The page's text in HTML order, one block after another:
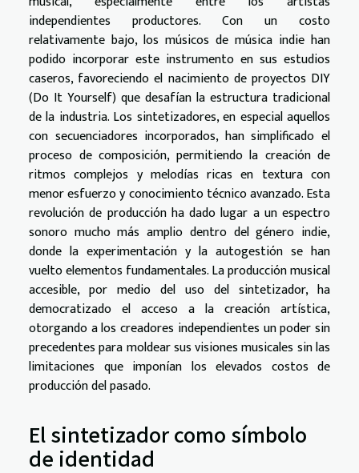
independientes productores. Con un costo
relativamente bajo, los músicos de música indie han
podido incorporar este instrumento en sus estudios
caseros, favoreciendo el nacimiento de proyectos DIY
(Do It Yourself) que desafían la estructura tradicional
de la industria. Los sintetizadores, en especial aquellos
con secuenciadores incorporados, han simplificado el
proceso de composición, permitiendo la creación de
ritmos complejos y melodías ricas en textura con
menor esfuerzo y conocimiento técnico avanzado. Esta
revolución de producción ha dado lugar a un espectro
sonoro mucho más amplio dentro del género indie,
donde la experimentación y la autogestión se han
vuelto elementos fundamentales. La producción musical
accesible, por medio del uso del sintetizador, ha
democratizado el acceso a la creación artística,
otorgando a los creadores independientes un poder sin
precedentes para moldear sus visiones musicales sin las
limitaciones que imponían los elevados costos de
producción del pasado.
El sintetizador como símbolo
de identidad